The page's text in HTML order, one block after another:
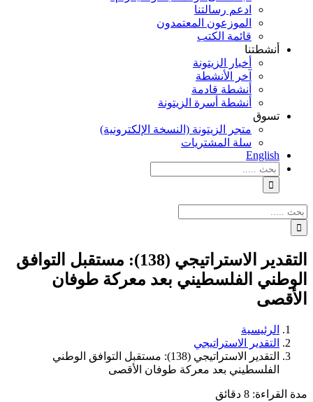
ادعم رسالتنا
الموزعون المعتمدون
قائمة الكتب
أنشطتنا
أخبار الزيتونة
آخر الأنشطة
أنشطة قادمة
أنشطة أسرة الزيتونة
تسوق
متجر الزيتونة (النسخة الإلكترونية)
سلة المشتريات
English
نتائج
البحث
بالنسبة
الي
:
نتائج
البحث
بالنسبة
الي
:
التقدير الاستراتيجي (138): مستقبل التوافق
الوطني الفلسطيني بعد معركة طوفان
الأقصى
الرئيسية
التقدير الاستراتيجي
التقدير الاستراتيجي (138): مستقبل التوافق الوطني
الفلسطيني بعد معركة طوفان الأقصى
مدة القراءة: 8 دقائق